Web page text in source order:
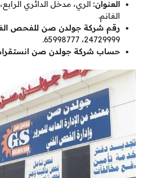
العنوان: الري، مدخل الدائري
الغانم.
رقم شركة جولدن صن للفحص
24729999، 65998777.
حساب شركة جولدن صن